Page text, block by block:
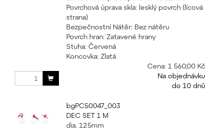
Povrchová úprava skla: lesklý povrch (lícová
strana)
Bezpečnostní Nátěr: Bez nátěru
Povrch hran: Zatavené hrany
Stuha: Červená
Koncovka: Zlatá
Cena: 1 560,00 Kč
Na objednávku
do 10 dnů
bgPC50047_003
DEC SET 1 M
dia. 125mm